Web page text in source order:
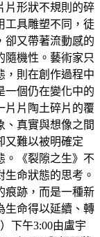
片形狀不規則的碎
工具雕塑不同，徒
卻又帶著流動感的
隨機性。藝術家只
，則在創作過程中
一個仍在變化中的
片片陶土碎片的覆
、真實與想像之間
又難以被明確定
。《裂隙之生》不
命狀態的思考。
痕跡，而是一種新
生命得以延續、轉
下午3:00由盧宇